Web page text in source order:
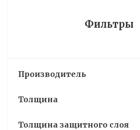
Фильтры
Производитель
Толщина
Толщина защитного слоя